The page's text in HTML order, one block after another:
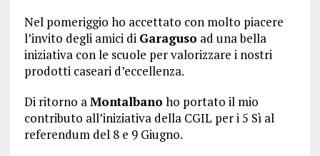
Nel pomeriggio ho accettato con molto piacere
l’invito degli amici di Garaguso ad una bella
iniziativa con le scuole per valorizzare i nostri
prodotti caseari d’eccellenza.
Di ritorno aMontalbano ho portato il mio
contributo all’iniziativa della CGIL per i 5 Sì al
referendum del 8 e 9 Giugno.